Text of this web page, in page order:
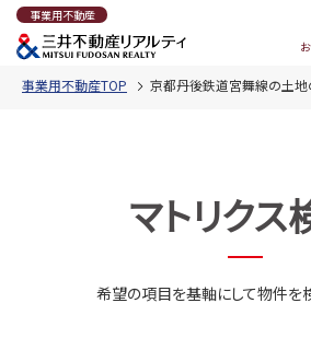
事業用不動産
事業用不動産TOP 京都丹後鉄道宮舞線の土地
マトリクス
希望の項目を基軸にして物件を